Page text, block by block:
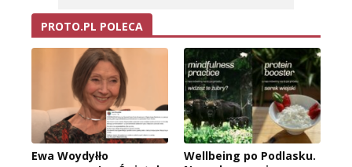
PROTO.PL POLECA
Ewa Woydyłło
Wellbeing po Podlasku.